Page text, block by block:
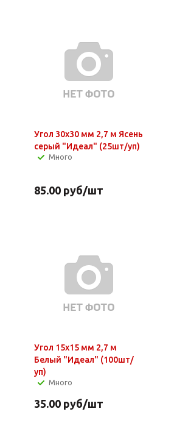
Угол 30х30 мм 2,7 м Ясень
серый "Идеал" (25шт/уп)
Много
85.00руб/шт
Угол 15х15 мм 2,7 м
Белый "Идеал" (100шт/
уп)
Много
35.00руб/шт